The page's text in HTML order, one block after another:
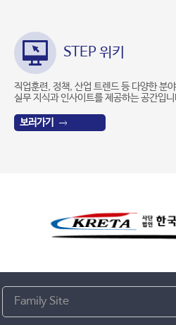
STEP 위키
직업훈련, 정책, 산업 트렌드 등 다양한 분
실무 지식과 인사이트를 제공하는 공간입
보러가기
Family Site